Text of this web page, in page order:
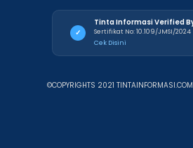
✓
Tinta Informasi Verified
Sertifikat No: 10.109/JMSI/2024
Cek Disini
©COPYRIGHTS 2021